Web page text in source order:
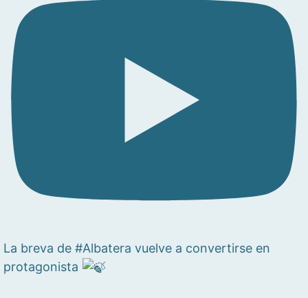
La breva de #Albatera vuelve a convertirse en
protagonista